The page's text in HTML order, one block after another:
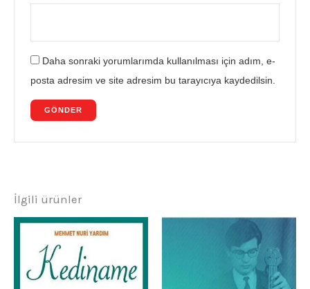
Daha sonraki yorumlarımda kullanılması için adım, e-
posta adresim ve site adresim bu tarayıcıya kaydedilsin.
İlgili ürünler